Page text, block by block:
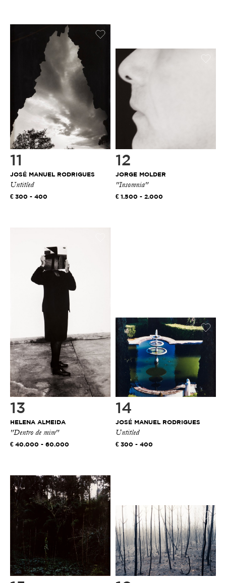
11
JOSÉ MANUEL RODRIGUES
Untitled
300 - 400
12
JORGE MOLDER
"Insomnia"
1.500 - 2.000
13
HELENA ALMEIDA
"Dentro de mim"
40.000 - 60.000
14
JOSÉ MANUEL RODRIGUES
Untitled
300 - 400